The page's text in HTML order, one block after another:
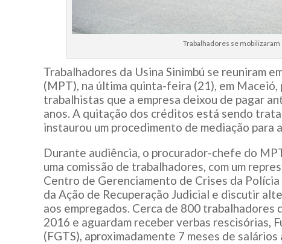
Trabalhadores se
Trabalhadores da Usina Sinimbú se reuniram
(MPT), na última quinta-feira (21), em
trabalhistas que a empresa deixou de pagar
anos. A quitação dos créditos está sendo
instaurou um procedimento de mediação para
Durante audiência, o procurador-chefe do
uma comissão de trabalhadores, com um
Centro de Gerenciamento de Crises da
da Ação de Recuperação Judicial e discutir
aos empregados. Cerca de 800 trabalhadores
2016 e aguardam receber verbas rescisórias,
(FGTS), aproximadamente 7 meses de